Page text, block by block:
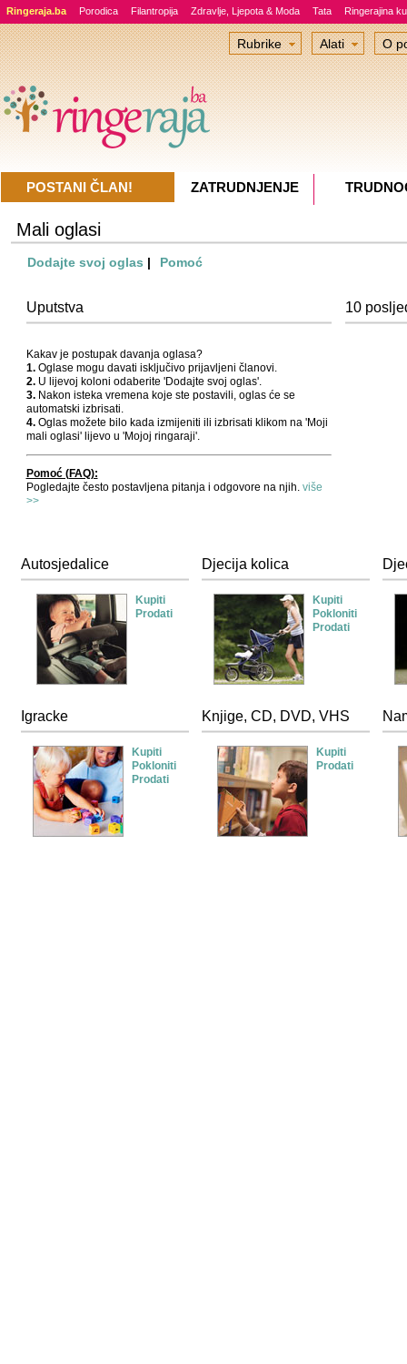
Ringeraja.ba Porodica Filantropija Zdravlje, Ljepota & Moda Tata Ringerajina
Mali oglasi
Dodajte svoj oglas | Pomoć
Uputstva
Kakav je postupak davanja oglasa?
1.Oglase mogu davati isključivo prijavljeni članovi.
2.U lijevoj koloni odaberite 'Dodajte svoj oglas'.
3.Nakon isteka vremena koje ste postavili, oglas će se
automatski izbrisati.
4.Oglas možete bilo kada izmijeniti ili izbrisati klikom na 'Moji
mali oglasi' lijevo u 'Mojoj ringaraji'.
Pomoć (FAQ):
Pogledajte često postavljena pitanja i odgovore na njih. više
>>
10
Autosjedalice
Kupiti
Prodati
Djecija kolica
Kupiti
Pokloniti
Prodati
Igracke
Kupiti
Pokloniti
Prodati
Knjige, CD, DVD, VHS
Kupiti
Prodati
Rubrike Alati O
POSTANI ČLAN! ZATRUDNJENJE